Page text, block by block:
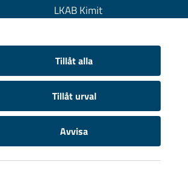
Tillåt alla
Tillåt urval
Avvisa
LKAB Kimit
LKAB Wassara
Samhällsutveckling